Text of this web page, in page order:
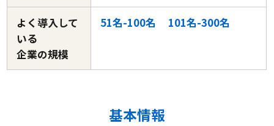
よく導入して
いる
企業の規模
51名-100名 101名-300名
基本情報